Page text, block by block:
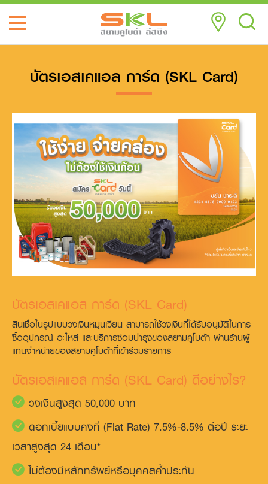
บัตรเอสเคแอล การ์ด (SKL Card)
บัตรเอสเคแอล การ์ด (SKL Card)
สินเชื่อในรูปแบบวงเงินหมุนเวียน สามารถใช้วงเงินที่ได้รับอนุมัติในการ
ซื้ออุปกรณ์ อะไหล่ และบริการซ่อมบำรุงของสยามคูโบต้า ผ่านร้านผู้
แทนจำหน่ายของสยามคูโบต้าที่เข้าร่วมรายการ
บัตรเอสเคแอล การ์ด (SKL Card) ดีอย่างไร?
วงเงินสูงสุด 50,000 บาท
ดอกเบี้ยแบบคงที่ (Flat Rate) 7.5%-8.5% ต่อปี ระยะ
เวลาสูงสุด 24 เดือน*
ไม่ต้องมีหลักทรัพย์หรือบุคคลค้ำประกัน